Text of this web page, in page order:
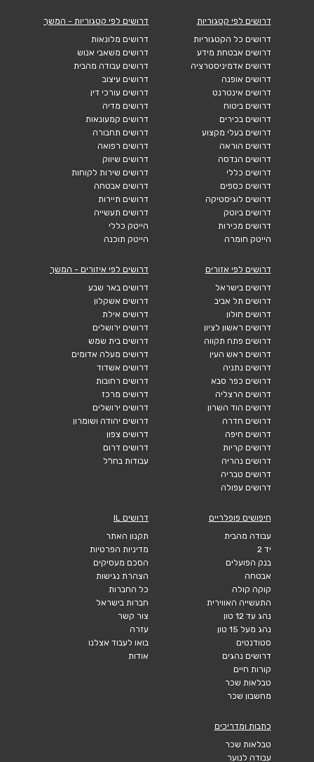
דרושים לפי קטגוריות
דרושים כל הקטגוריות
דרושים אבטחת מידע
דרושים אדמיניסטרציה
דרושים אופנה
דרושים אינטרנט
דרושים ביטוח
דרושים בכירים
דרושים בעלי מקצוע
דרושים הוראה
דרושים הנדסה
דרושים כללי
דרושים כספים
דרושים לוגיסטיקה
דרושים ביוטק
דרושים מכירות
הייטק חומרה
דרושים לפי קטגוריות - המשך
דרושים מלונאות
דרושים משאבי אנוש
דרושים עבודה מהבית
דרושים עיצוב
דרושים עורכי דין
דרושים מדיה
דרושים קמעונאות
דרושים תחבורה
דרושים רפואה
דרושים שיווק
דרושים שירות לקוחות
דרושים אבטחה
דרושים תיירות
דרושים תעשייה
הייטק כללי
הייטק תוכנה
דרושים לפי אזורים
דרושים בישראל
דרושים תל אביב
דרושים חולון
דרושים ראשון לציון
דרושים פתח תקווה
דרושים ראש העין
דרושים נתניה
דרושים כפר סבא
דרושים הרצליה
דרושים הוד השרון
דרושים חדרה
דרושים חיפה
דרושים קריות
דרושים נהריה
דרושים טבריה
דרושים עפולה
דרושים לפי איזורים - המשך
דרושים באר שבע
דרושים אשקלון
דרושים אילת
דרושים ירושלים
דרושים בית שמש
דרושים מעלה אדומים
דרושים אשדוד
דרושים רחובות
דרושים מרכז
דרושים ירושלים
דרושים יהודה ושומרון
דרושים צפון
דרושים דרום
עבודות בחו"ל
חיפושים פופלריים
עבודה מהבית
יד 2
בנק הפועלים
אבטחה
קוקה קולה
התעשייה האווירית
נהג עד 12 טון
נהג מעל 15 טון
סטודנטים
דרושים נהגים
קורות חיים
טבלאות שכר
מחשבון שכר
דרושים IL
תקנון האתר
מדיניות הפרטיות
הסכם מעסיקים
הצהרת נגישות
כל החברות
חברות בישראל
צור קשר
עזרה
בואו לעבוד אצלנו
אודות
כתבות ומדריכים
טבלאות שכר
עבודה לנוער